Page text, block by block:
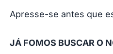
Apresse-se antes que
JÁ FOMOS BUSCAR O